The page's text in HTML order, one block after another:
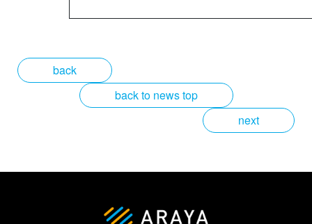
back
back to news top
next